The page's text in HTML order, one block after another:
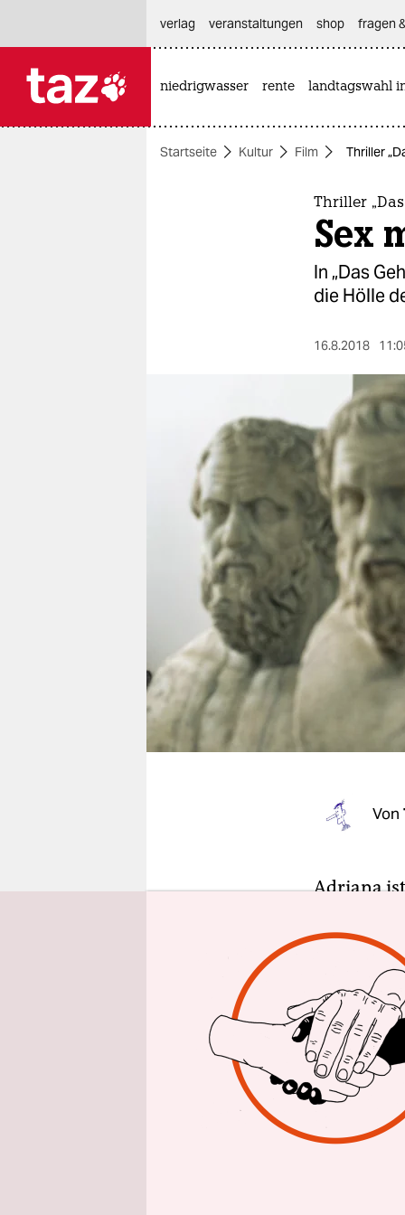
themen
wahrheit
verlag
veranstaltungen
fragen & hilfe
unterstützen
abo
verlag
veranstaltungen shop fragen
niedrigwasser rente landtagswahl
Startseite Kultur Film Thriller
Thriller
Sex
In „Das
die Hölle
16.8.2018
Von
Adriana
Beruf
die
einer
zeigt und
Nacht
Und so
Die
in einer
fast